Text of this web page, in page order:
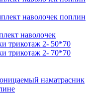
наволочек поплин
наволочек
трикотаж 2- 50*70
трикотаж 2- 70*70
наматрасник